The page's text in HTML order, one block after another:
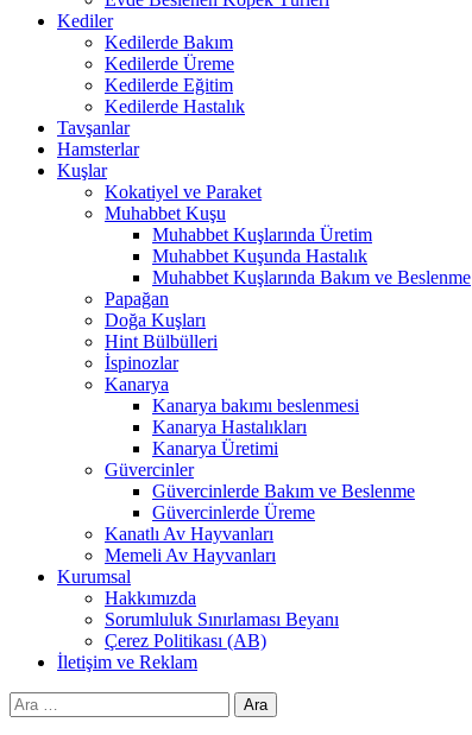
Kediler
Kedilerde Bakım
Kedilerde Üreme
Kedilerde Eğitim
Kedilerde Hastalık
Tavşanlar
Hamsterlar
Kuşlar
Kokatiyel ve Paraket
Muhabbet Kuşu
Muhabbet Kuşlarında Üretim
Muhabbet Kuşunda Hastalık
Muhabbet Kuşlarında Bakım ve Beslenme
Papağan
Doğa Kuşları
Hint Bülbülleri
İspinozlar
Kanarya
Kanarya bakımı beslenmesi
Kanarya Hastalıkları
Kanarya Üretimi
Güvercinler
Güvercinlerde Bakım ve Beslenme
Güvercinlerde Üreme
Kanatlı Av Hayvanları
Memeli Av Hayvanları
Kurumsal
Hakkımızda
Sorumluluk Sınırlaması Beyanı
Çerez Politikası (AB)
İletişim ve Reklam
Arama: